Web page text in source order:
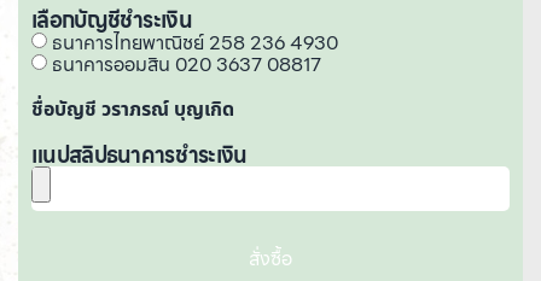
เลือกบัญชีชำระเงิน
ธนาคารไทยพาณิชย์ 258 236 4930
ธนาคารออมสิน 020 3637 08817
ชื่อบัญชี วราภรณ์ บุญเกิด
แนปสลิปธนาคารชำระเงิน
สั่งซื้อ